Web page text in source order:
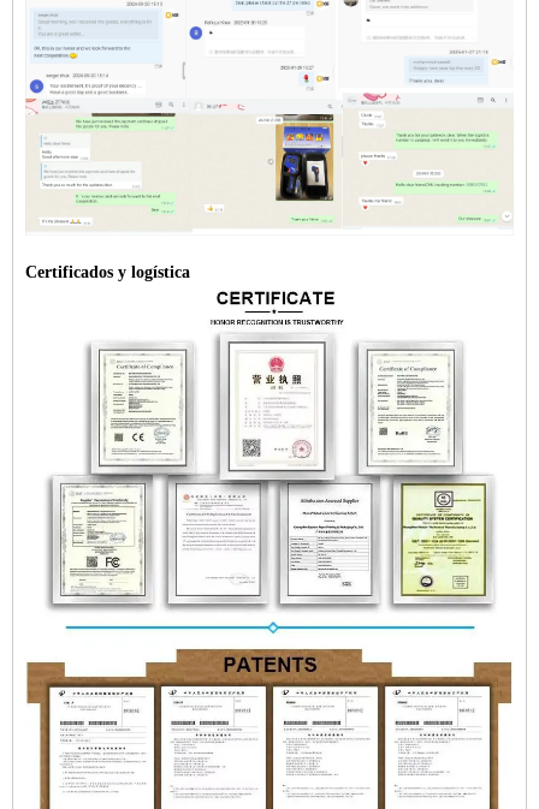
Certificados y logística